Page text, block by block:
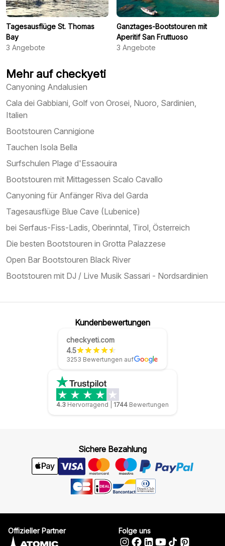
Tagesausflüge St. Thomas
Bay
3 Angebote
Ganztages-Bootstouren mit
Aperitif San Fruttuoso
3 Angebote
Mehr auf checkyeti
Canyoning Andalusien
Cala dei Gabbiani, Golf von Orosei, Nuoro, Sardinien,
Italien
Bootstouren Cannigione
Tauchen Isola Bella
Surfschulen Plage d'Essaouira
Bootstouren mit Mittagessen Scalo Cavallo
Canyoning für Anfänger Riva del Garda
Tagesausflüge Blue Cave (Lubenice)
bei Serfaus-Fiss-Ladis, Oberinntal, Tirol, Österreich
Die besten Bootstouren in Grotta Palazzese
Open Bar Bootstouren Black River
Bootstouren mit DJ / Live Musik Sassari - Nordsardinien
Kundenbewertungen
checkyeti.com
4.5
3253 Bewertungen auf
4.3 Hervorragend 1744 Bewertungen
Sichere Bezahlung
Offizieller Partner Folge uns